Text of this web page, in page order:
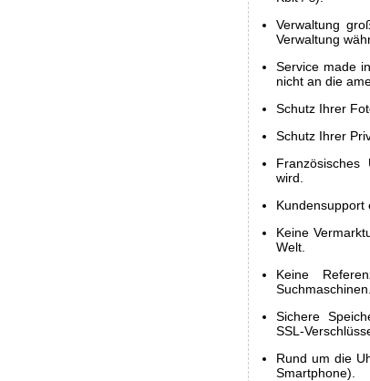
Verwaltung
Verwaltung
Service made
nicht an die
Schutz Ihrer
Schutz Ihrer
wird.
Kundensupport
Keine
Welt.
Keine
Suchmaschinen.
Sichere
SSL-
Rund um die
Smartphone).